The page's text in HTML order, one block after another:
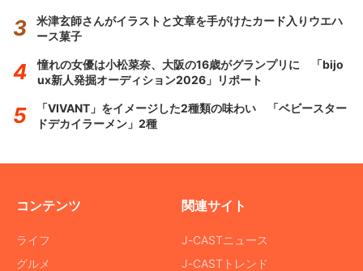
米津玄師さんがイラストと文章を手がけたカード入りウエハ
ース菓子
憧れの女優は小松菜奈、大阪の16歳がグランプリに 「bijo
ux新人発掘オーディション2026」リポート
「VIVANT」をイメージした2種類の味わい 「ベビースター
ドデカイラーメン」2種
コンテンツ
ライフ
グルメ
関連サイト
J-CASTニュース
J-CASTトレンド